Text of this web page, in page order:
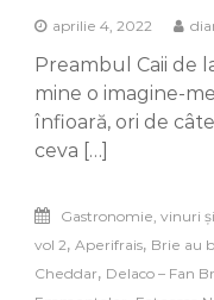
aprilie 4, 2022
Preambul Caii de
mine o imagine-
înfioară, ori de
ceva […]
Gastronomie, vinuri
vol 2, Aperifrais, Brie au
Cheddar, Delaco – Fan